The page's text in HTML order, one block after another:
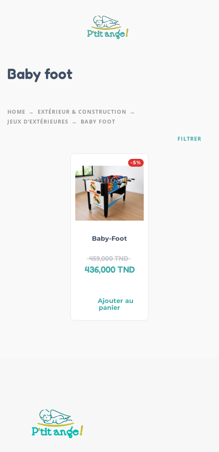
Baby foot
HOME
EXTÉRIEUR & CONSTRUCTION
JEUX D’EXTÉRIEURES
BABY FOOT
FILTRER
-5%
Baby-Foot
459,000TND
436,000TND
Ajouter au
panier